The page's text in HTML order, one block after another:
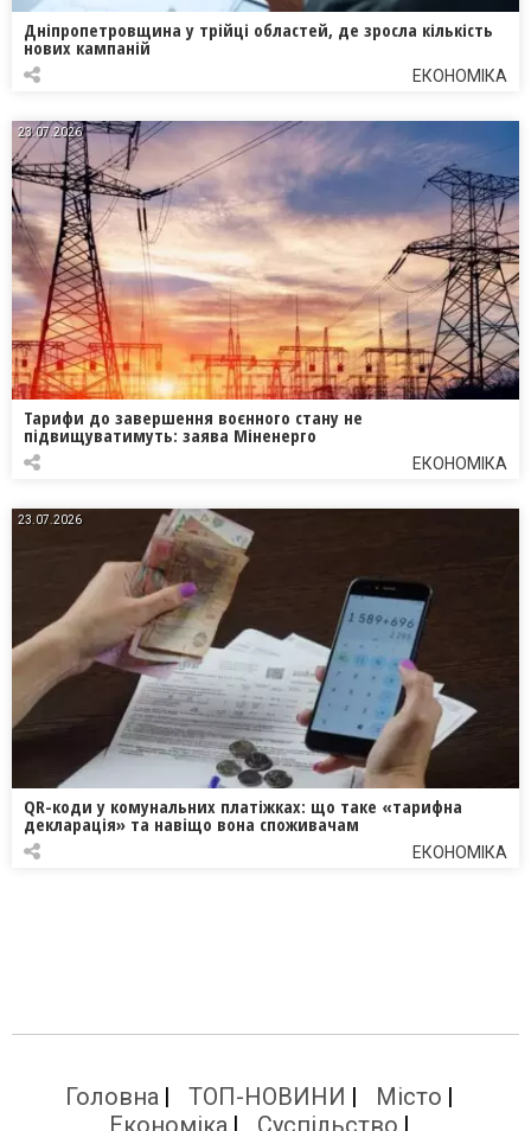
Дніпропетровщина у трійці областей, де зросла кількість
нових кампаній
ЕКОНОМІКА
23.07.2026
Тарифи до завершення воєнного стану не
підвищуватимуть: заява Міненерго
ЕКОНОМІКА
23.07.2026
QR-коди у комунальних платіжках: що таке «тарифна
декларація» та навіщо вона споживачам
ЕКОНОМІКА
Головна ТОП-НОВИНИ
Місто
Економіка
Суспільство